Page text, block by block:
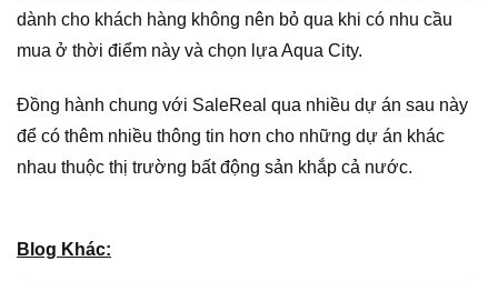
dành cho khách hàng không nên bỏ qua khi có nhu cầu
mua ở thời điểm này và chọn lựa Aqua City.
Đồng hành chung với SaleReal qua nhiều dự án sau này
để có thêm nhiều thông tin hơn cho những dự án khác
nhau thuộc thị trường bất động sản khắp cả nước.
Blog Khác: